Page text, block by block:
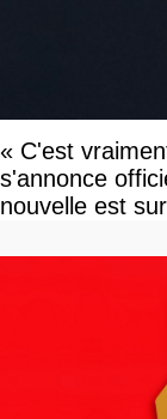
« C'est
s'annonce
nouvelle est